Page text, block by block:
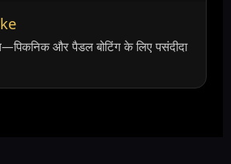
और पैडल बोटिंग के लिए पसंदीदा